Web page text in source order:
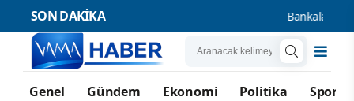
SON DAKİKA Bankalara
Genel Gündem Ekonomi Politika Spor